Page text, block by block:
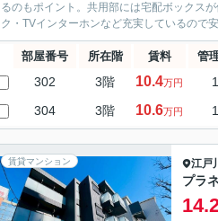
るのもポイント。共用部には宅配ボックス
ク・TVインターホンなど充実しているので
部屋番号 所在階 賃料 管
302 3階 10.4万円
304 3階 10.6万円
賃貸マンション 江戸
プラ